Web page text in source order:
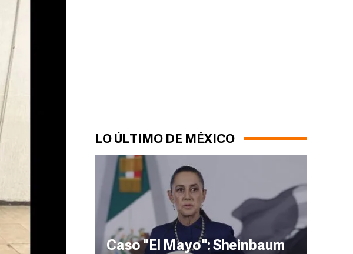
LO ÚLTIMO DE MÉXICO
Caso "El Mayo": Sheinbaum